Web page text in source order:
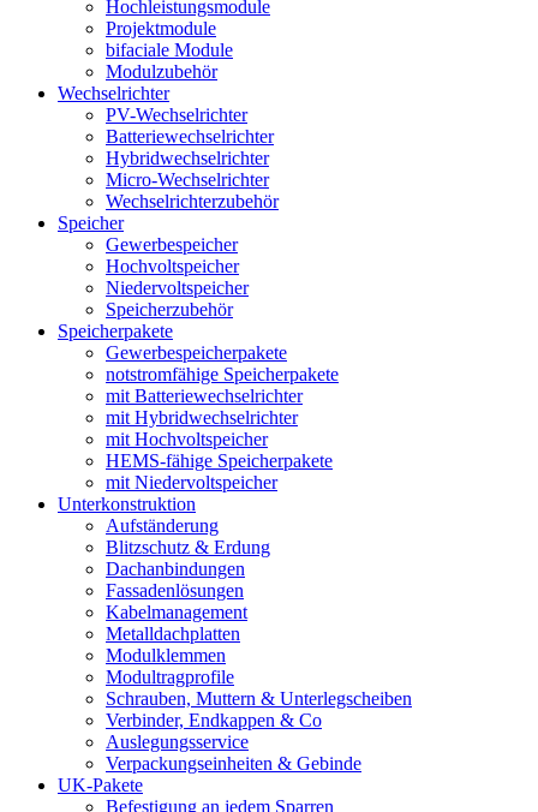
Hochleistungsmodule
Projektmodule
bifaciale Module
Modulzubehör
Wechselrichter
PV-Wechselrichter
Batteriewechselrichter
Hybridwechselrichter
Micro-Wechselrichter
Wechselrichterzubehör
Speicher
Gewerbespeicher
Hochvoltspeicher
Niedervoltspeicher
Speicherzubehör
Speicherpakete
Gewerbespeicherpakete
notstromfähige Speicherpakete
mit Batteriewechselrichter
mit Hybridwechselrichter
mit Hochvoltspeicher
HEMS-fähige Speicherpakete
mit Niedervoltspeicher
Unterkonstruktion
Aufständerung
Blitzschutz & Erdung
Dachanbindungen
Fassadenlösungen
Kabelmanagement
Metalldachplatten
Modulklemmen
Modultragprofile
Schrauben, Muttern & Unterlegscheiben
Verbinder, Endkappen & Co
Auslegungsservice
Verpackungseinheiten & Gebinde
UK-Pakete
Befestigung an jedem Sparren